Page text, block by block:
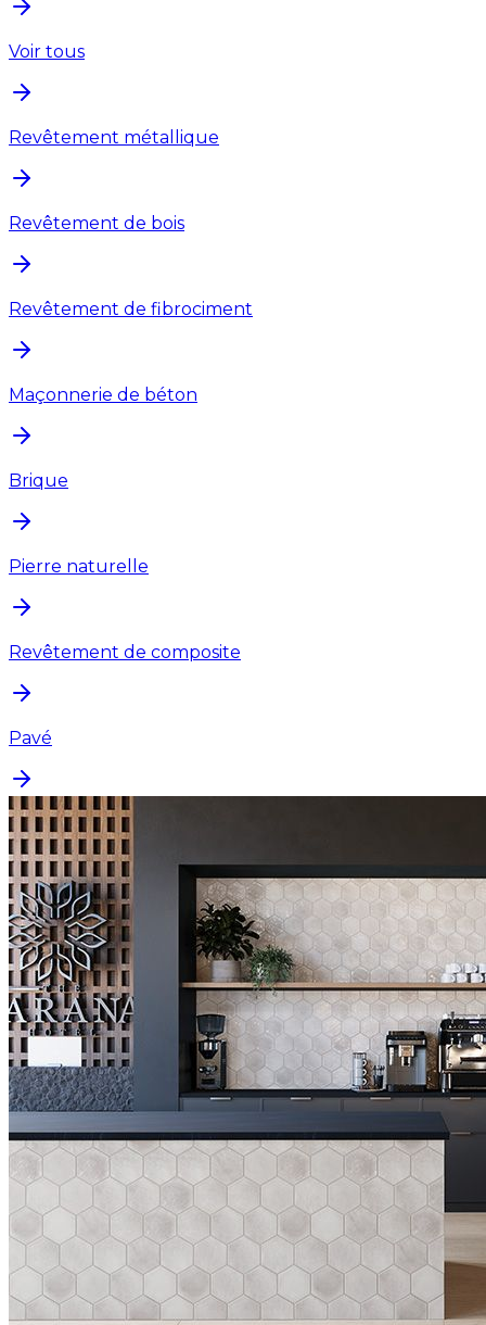
Voir tous
Revêtement métallique
Revêtement de bois
Revêtement de fibrociment
Maçonnerie de béton
Brique
Pierre naturelle
Revêtement de composite
Pavé